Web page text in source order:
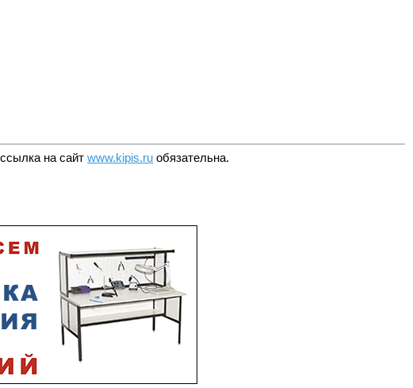
на сайт www.kipis.ru обязательна.